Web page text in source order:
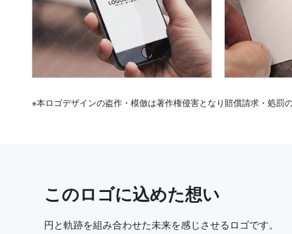
※本ロゴデザインの盗作・模倣は著作権侵害となり賠償請求・処罰
このロゴに込めた想い
円と軌跡を組み合わせた未来を感じさせるロゴです。